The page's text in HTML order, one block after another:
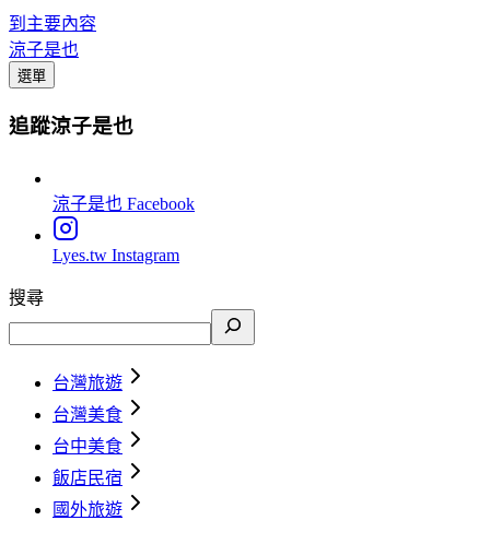
到主要內容
涼子是也
選單
追蹤涼子是也
涼子是也 Facebook
Lyes.tw Instagram
搜尋
台灣旅遊
台灣美食
台中美食
飯店民宿
國外旅遊